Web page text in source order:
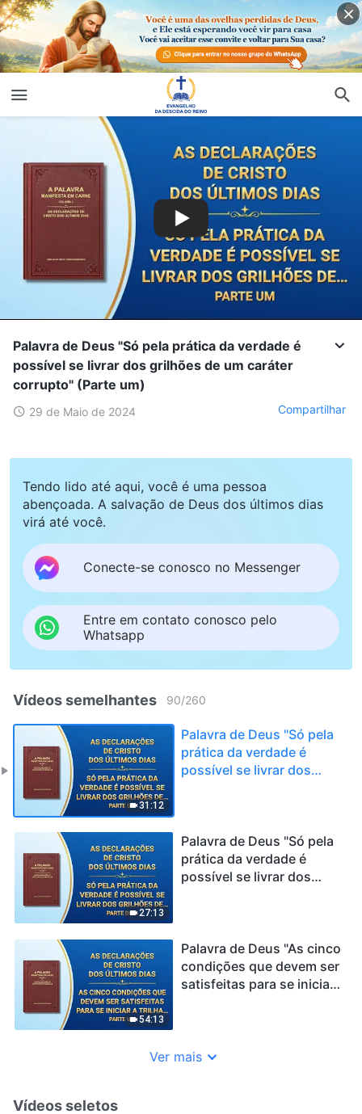
Palavra de Deus "Só pela prática da verdade é
possível se livrar dos grilhões de um caráter
corrupto" (Parte um)
29 de Maio de 2024 Compartilhar
Tendo lido até aqui, você é uma pessoa
abençoada. A salvação de Deus dos últimos dias
virá até você.
Conecte-se conosco no Messenger
Entre em contato conosco pelo
Whatsapp
Vídeos semelhantes 90/260
31:12
Palavra de Deus "Só pela
prática da verdade é
possível se livrar dos
27:13
Palavra de Deus "Só pela
prática da verdade é
possível se livrar dos
54:13
Palavra de Deus "As cinco
condições que devem ser
satisfeitas para se iniciar
Ver mais
Vídeos seletos